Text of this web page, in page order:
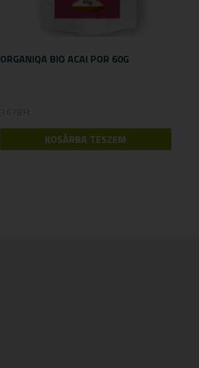
ORGANIQA BIO ACAI POR 60G
3 678Ft
KOSÁRBA TESZEM